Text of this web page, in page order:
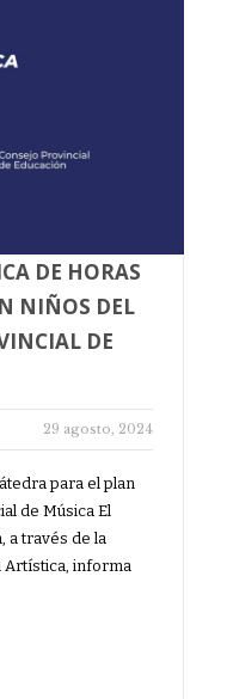
DE HORAS
NIÑOS DEL
DE
29 agosto, 2024
para el plan
de Música El
a través de la
Artística, informa